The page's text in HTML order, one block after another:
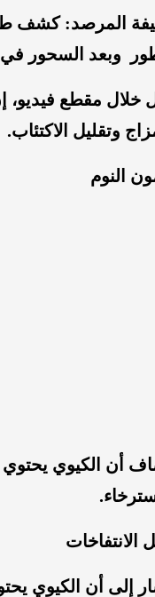
المرصد: كشف
وبعد السحور
خلال مقطع فيديو،
وتقليل الاكتئاب.
النوم
أن الكيوي يحتوي
الانتفاخات
إلى أن الكيوي